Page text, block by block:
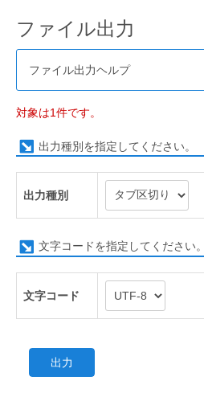
ファイル出力
ファイル出力ヘルプ
対象は1件です。
出力種別を指定してください。
出力種別
文字コードを指定してください。
文字コード